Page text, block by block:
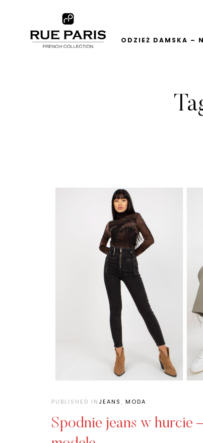
ODZIEŻ DAMSKA –
PUBLISHED IN JEANS, MODA
Spodnie jeans w hurcie